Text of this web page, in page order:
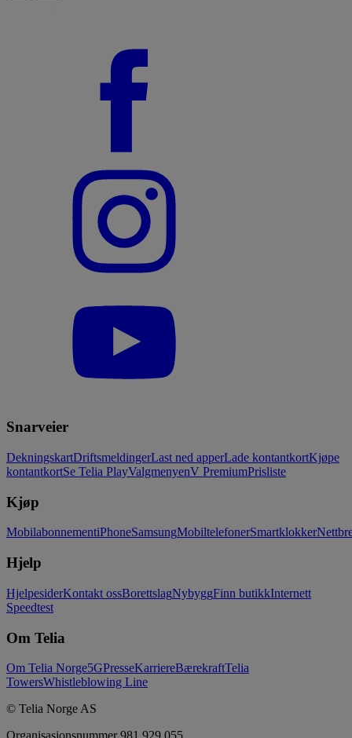
Snarveier
DekningskartDriftsmeldingerLast ned apperLade kontantkortKjøpe
kontantkortSe Telia PlayValgmenyenV PremiumPrisliste
Kjøp
MobilabonnementiPhoneSamsungMobiltelefonerSmartklokker
Hjelp
HjelpesiderKontakt ossBorettslagNybyggFinn butikkInternett
Speedtest
Om Telia
Om Telia Norge5GPresseKarriereBærekraftTelia
TowersWhistleblowing Line
© Telia Norge AS